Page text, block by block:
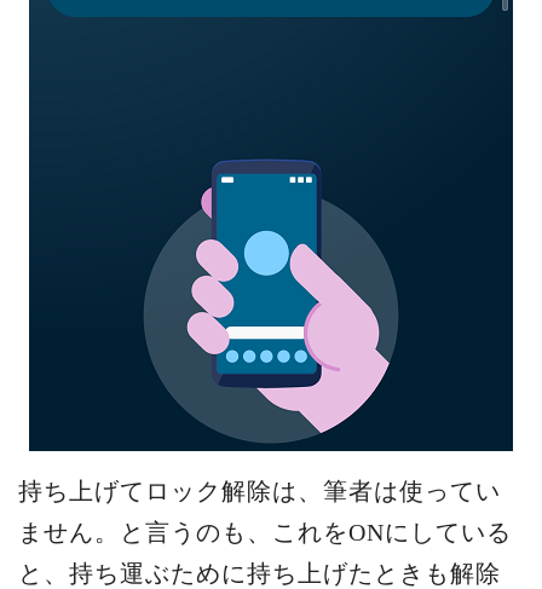
持ち上げてロック解除は、筆者は使ってい
ません。と言うのも、これをONにしている
と、持ち運ぶために持ち上げたときも解除